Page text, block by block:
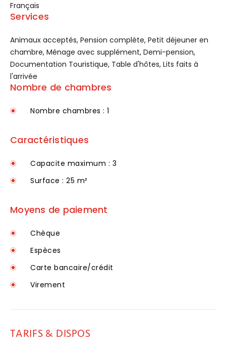
Français
Services
Animaux acceptés, Pension complète, Petit déjeuner en
chambre, Ménage avec supplément, Demi-pension,
Documentation Touristique, Table d'hôtes, Lits faits à
l'arrivée
Nombre de chambres
Nombre chambres : 1
Caractéristiques
Capacite maximum : 3
Surface : 25 m²
Moyens de paiement
Chèque
Espèces
Carte bancaire/crédit
Virement
TARIFS & DISPOS